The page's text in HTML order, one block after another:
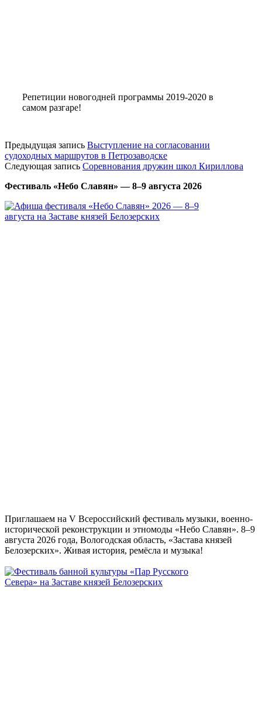
Репетиции новогодней программы 2019-2020 в
самом разгаре!
Предыдущая запись Выступление на согласовании
судоходных маршрутов в Петрозаводске
Следующая запись Соревнования дружин школ Кириллова
Фестиваль «Небо Славян» — 8–9 августа 2026
Приглашаем на V Всероссийский фестиваль музыки, военно-
исторической реконструкции и этномоды «Небо Славян». 8–9
августа 2026 года, Вологодская область, «Застава князей
Белозерских». Живая история, ремёсла и музыка!